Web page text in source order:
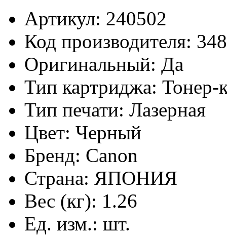
Артикул: 240502
Код производителя:
Оригинальный: Да
Тип картриджа: Тонер-
Тип печати: Лазерная
Цвет: Черный
Бренд: Canon
Страна: ЯПОНИЯ
Вес (кг): 1.26
Ед. изм.: шт.